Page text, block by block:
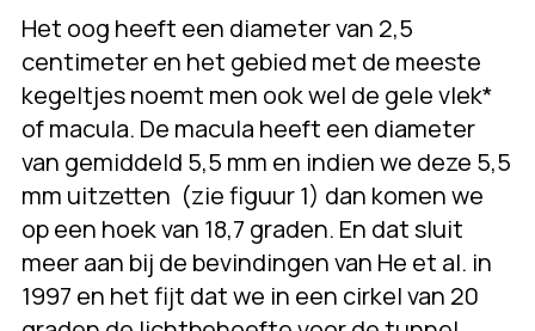
Het oog heeft een diameter van 2,5
centimeter en het gebied met de meeste
kegeltjes noemt men ook wel de gele vlek*
of macula. De macula heeft een diameter
van gemiddeld 5,5 mm en indien we deze 5,5
mm uitzetten (zie figuur 1) dan komen we
op een hoek van 18,7 graden. En dat sluit
meer aan bij de bevindingen van He et al. in
1997 en het fijt dat we in een cirkel van 20